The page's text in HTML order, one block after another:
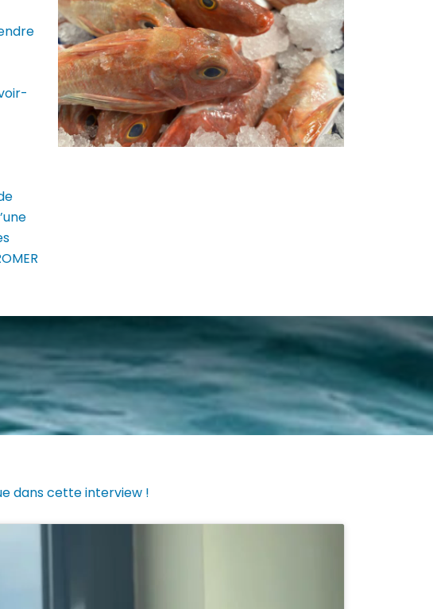
dans cette interview !